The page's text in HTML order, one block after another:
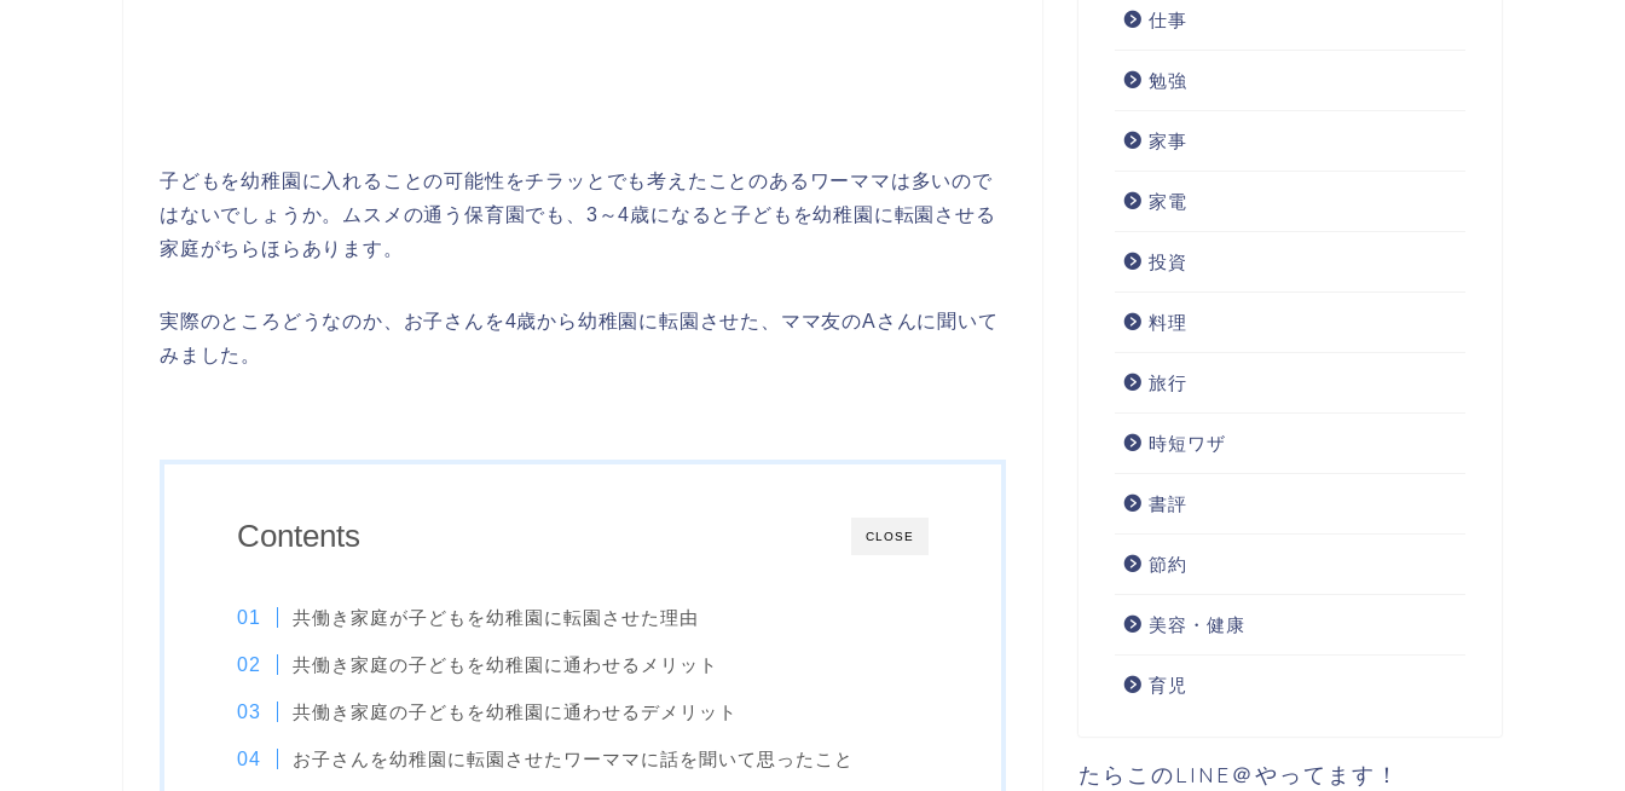
子どもを幼稚園に入れることの可能性をチラッとでも考えたことのあるワーママは多いので
はないでしょうか。ムスメの通う保育園でも、3～4歳になると子どもを幼稚園に転園させる
家庭がちらほらあります。
実際のところどうなのか、お子さんを4歳から幼稚園に転園させた、ママ友のAさんに聞いて
みました。
CLOSE
Contents
共働き家庭が子どもを幼稚園に転園させた理由
共働き家庭の子どもを幼稚園に通わせるメリット
共働き家庭の子どもを幼稚園に通わせるデメリット
お子さんを幼稚園に転園させたワーママに話を聞いて思ったこと
仕事
勉強
家事
家電
投資
料理
旅行
時短ワザ
書評
節約
美容・健康
育児
たらこのLINE＠やってます！